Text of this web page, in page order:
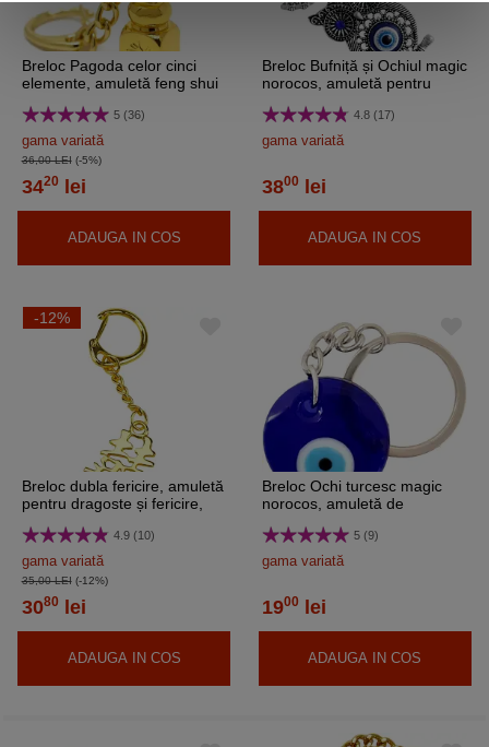
Breloc Pagoda celor cinci
elemente, amuletă feng shui
financiare și ghinion în
dragoste, metal auriu 8 cm
5 (36)
gama variată
36,00 LEI(-5%)
3420 lei
ADAUGA IN COS
Breloc Bufniță și Ochiul magic
norocos, amuletă pentru
9.5 cm
4.8 (17)
gama variată
3800 lei
ADAUGA IN COS
-12%
Breloc dubla fericire, amuletă
pentru dragoste și fericire,
4.9 (10)
gama variată
35,00 LEI(-12%)
3080 lei
ADAUGA IN COS
Breloc Ochi turcesc magic
norocos, amuletă de
împotriva invidiei, albastru
7.5 cm
5 (9)
gama variată
1900 lei
ADAUGA IN COS